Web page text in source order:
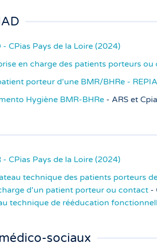
CPias Pays de la Loire (2024)
en charge des patients porteurs
porteur d'une BMR/BHRe -
Hygiène BMR-BHRe - ARS et
CPias Pays de la Loire (2024)
technique des patients porteurs
d'un patient porteur ou contact -
technique de rééducation
sociaux